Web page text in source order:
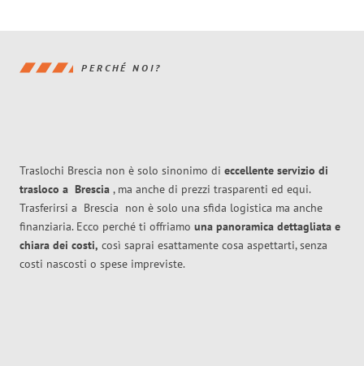
PERCHÉ NOI?
Traslochi Brescia non è solo sinonimo di eccellente servizio di
trasloco a Brescia , ma anche di prezzi trasparenti ed equi.
Trasferirsi a Brescia non è solo una sfida logistica ma anche
finanziaria. Ecco perché ti offriamo una panoramica dettagliata e
chiara dei costi, così saprai esattamente cosa aspettarti, senza
costi nascosti o spese impreviste.